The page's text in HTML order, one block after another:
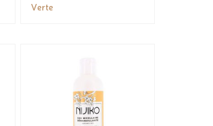
Verte